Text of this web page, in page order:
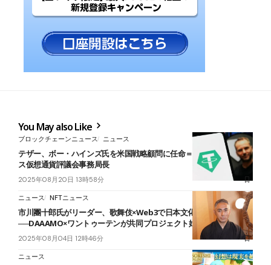
You May also Like
ブロックチェーンニュース ニュース
テザー、ボー・ハインズ氏を米国戦略顧問に任命＝元ホワイトハウ
ス仮想通貨評議会事務局長
2025年08月20日 13時58分
ニュース NFTニュース
市川團十郎氏がリーダー、歌舞伎×Web3で日本文化を世界へ
──DAAAMO×ワントゥーテンが共同プロジェクト始動
2025年08月04日 12時46分
ニュース